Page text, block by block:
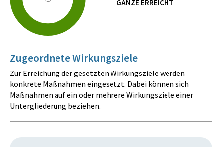
GÄNZE ERREICHT
Zugeordnete Wirkungsziele
Zur Erreichung der gesetzten Wirkungsziele werden
konkrete Maßnahmen eingesetzt. Dabei können sich
Maßnahmen auf ein oder mehrere Wirkungsziele einer
Untergliederung beziehen.